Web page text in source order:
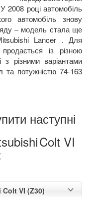
2008 році автомобіль
автомобіль знову
– модель стала ще
Lancer . Для
із різною
різними варіантами
та потужністю 74-163
наступні
Colt VI
VI (Z30)